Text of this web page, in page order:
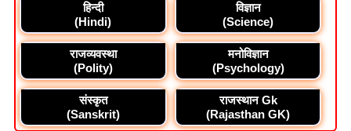
हिन्दी
(Hindi)
विज्ञान
(Science)
राजव्यवस्था
(Polity)
मनोविज्ञान
(Psychology)
संस्कृत
(Sanskrit)
राजस्थान Gk
(Rajasthan GK)